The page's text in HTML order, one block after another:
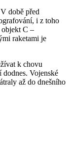
době před
i z toho
objekt C –
raketami je
k chovu
dodnes. Vojenské
až do dnešního